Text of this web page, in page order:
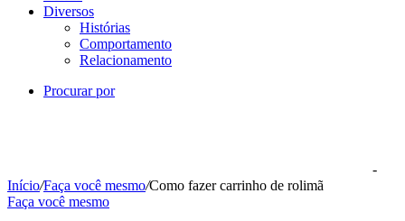
Diversos
Histórias
Comportamento
Relacionamento
Procurar por
-
Início/Faça você mesmo/Como fazer carrinho de rolimã
Faça você mesmo